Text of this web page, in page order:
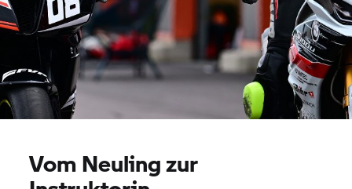
Vom Neuling zur